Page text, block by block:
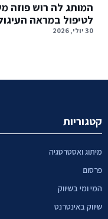
המותג לה רוש פוזה
לטיפול במראה
30 יולי, 2026
קטגוריות
מיתוג ואסטרטגיה
פרסום
המי ומי בשיווק
שיווק באינטרנט